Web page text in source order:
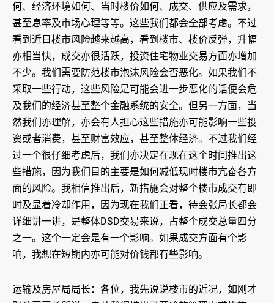
何、经济环境如何、当时楼价如何、成交、供应及需求，
甚至息率及市场心理等等。这些我们都会全部考虑。不过
看到近日楼市风险越来越高，看到楼市、楼价反弹，升幅
亦相当快，成交亦很活跃，投资住宅物业交易方面亦增加
不少。我们需要防范楼市泡沫风险会否恶化。如果我们不
采取一些行动，这些风险是可能会进一步恶化的话便会危
及我们的经济甚至整个金融系统的安全。但另一方面，当
然我们亦理解，亦会有人担心这些措施亦可能影响一些投
资或者消费，甚至财富效应，甚至整体经济。不过我们经
过一个很仔细考虑后，我们亦决定在现在这个时间推出这
些措施，因为我们目的主要是如何减低现时楼市亢奋各方
面的风险。我相信推出后，新措施会对整个楼市成交有即
时及显着冷却作用，因为现在我们正看，待会张局长都会
详细讲一讲，是整体DSD交易来说，占整个成交总量四分
之一。这个一定会是有一个影响。如果成交方面有个影
响，我想在短期内亦可能对价钱都有些影响。
运输及房屋局局长：各位，我先说说楼市的近况，如刚才